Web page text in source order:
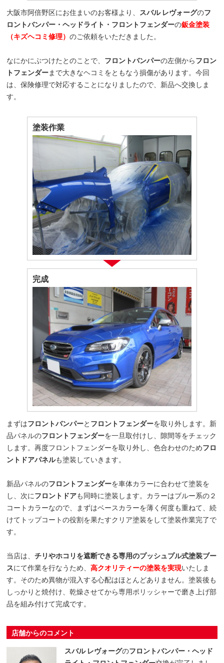
大阪市阿倍野区にお住まいのお客様より、 スバル レヴォーグのフ
ロントバンパー・ヘッドライト・フロントフェンダーの鈑金塗装
（キズヘコミ修理）のご依頼をいただきました。
なにかにぶつけたとのことで、 フロントバンパーの左側からフロン
トフェンダーまで大きなヘコミをともなう損傷があります。今回
は、保険修理で対応することになりましたので、新品へ交換しま
す。
塗装作業
完成
まずはフロントバンパーと フロントフェンダーを取り外します。新
品パネルのフロントフェンダーを一旦取付けし、隙間等をチェック
します。再度フロントフェンダーを取り外し、色合わせのためフロ
ントドアパネルも塗装していきます。
新品パネルのフロントフェンダーを車体カラーに合わせて塗装を
し、次にフロントドアも同時に塗装します。カラーはブルー系の２
コートカラーなので、まずはベースカラーを薄く何度も重ねて、続
けてトップコートの役割を果たすクリア塗装をして塗装作業完了で
す。
当店は、チリやホコリを遮断できる専用のプッシュプル式塗装ブー
スにて作業を行なうため、高クオリティーの塗装を実現いたしま
す。そのため異物が混入する心配はほとんどありません。塗装後も
しっかりと焼付け、乾燥させてから専用ポリッシャーで磨き上げ部
品を組み付けて完成です。
店舗からのコメント
スバル レヴォーグのフロントバンパー・ヘッド